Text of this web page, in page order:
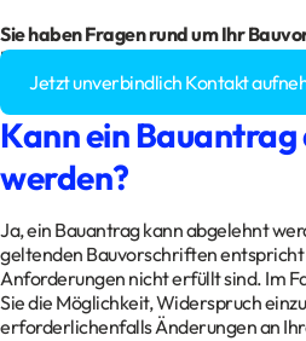
Sie haben Fragen rund um Ihr
Baugenehmigung?
Jetzt unverbindlich Kontakt
Kann ein
werden?
Ja, ein Bauantrag kann abgelehnt
geltenden Bauvorschriften
Anforderungen nicht erfüllt sind. Im
Sie die Möglichkeit, Widerspruch
erforderlichenfalls Änderungen an